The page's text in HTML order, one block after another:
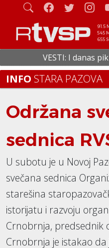
91.5
545
655
VESTI: I danas pik
INFO STARA PAZOVA
Održana
sednica
U subotu je u Novoj
svečana sednica
starešina
istorijatu i razvoju
Crnobrnja, predsednik
Crnobrnja je istakao da